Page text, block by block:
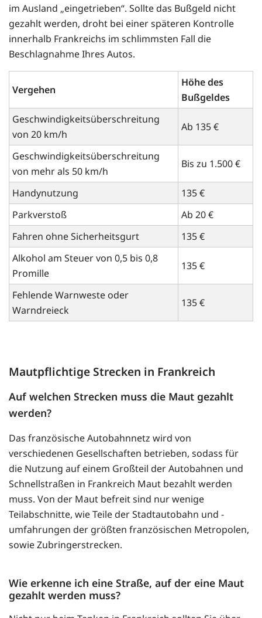
im Ausland „eingetrieben“. Sollte das Bußgeld nicht
gezahlt werden, droht bei einer späteren Kontrolle
innerhalb Frankreichs im schlimmsten Fall die
Beschlagnahme Ihres Autos.
Vergehen
Höhe des
Bußgeldes
Geschwindigkeitsüberschreitung
von 20 km/h
Ab 135 €
Geschwindigkeitsüberschreitung
von mehr als 50 km/h
Bis zu 1.500 €
Handynutzung
135 €
Parkverstoß
Ab 20 €
Fahren ohne Sicherheitsgurt
135 €
Alkohol am Steuer von 0,5 bis 0,8
Promille
135 €
Fehlende Warnweste oder
Warndreieck
135 €
Mautpflichtige Strecken in Frankreich
Auf welchen Strecken muss die Maut gezahlt
werden?
Das französische Autobahnnetz wird von
verschiedenen Gesellschaften betrieben, sodass für
die Nutzung auf einem Großteil der Autobahnen und
Schnellstraßen in Frankreich Maut bezahlt werden
muss. Von der Maut befreit sind nur wenige
Teilabschnitte, wie Teile der Stadtautobahn und -
umfahrungen der größten französischen Metropolen,
sowie Zubringerstrecken.
Wie erkenne ich eine Straße, auf der eine Maut
gezahlt werden muss?